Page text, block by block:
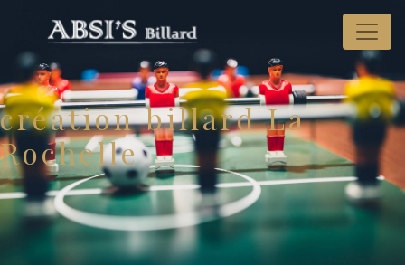
création billard La
Rochelle